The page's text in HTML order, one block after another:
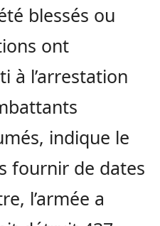
blessés ou
ont
à l’arrestation
indique le
fournir de dates
l’armée a